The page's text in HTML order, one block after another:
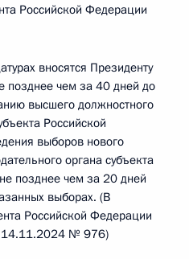
Российской Федерации
вносятся Президенту
позднее чем за 40 дней до
высшего должностного
Российской
выборов нового
органа субъекта
позднее чем за 20 дней
выборах. (В
Российской Федерации
№ 976)